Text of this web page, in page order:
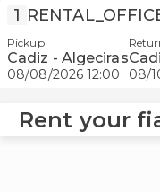
1
Pickup
Cadiz - Algeciras
08/08/2026 12:00 08/
Rent your